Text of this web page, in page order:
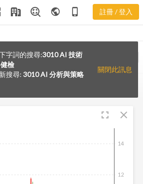
public phone_iphone 註冊 / 登入
字詞的搜尋:3010 AI 技術
檢
搜尋: 3010 AI 分析與策略
關閉此訊息
fullscreen close
12
14